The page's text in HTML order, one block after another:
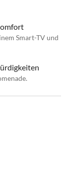
Smart-TV und